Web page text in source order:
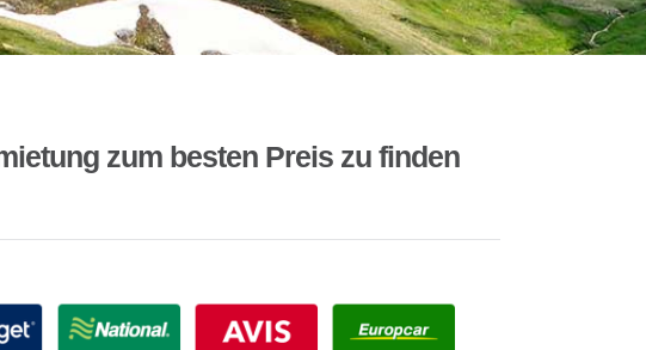
zum besten Preis zu finden